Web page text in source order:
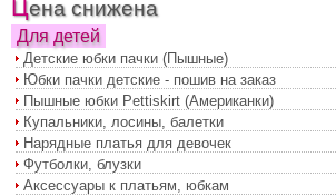
Цена снижена
Для детей
Детские юбки пачки (Пышные)
Юбки пачки детские - пошив на заказ
Пышные юбки Pettiskirt (Американки)
Купальники, лосины, балетки
Нарядные платья для девочек
Футболки, блузки
Аксессуары к платьям, юбкам